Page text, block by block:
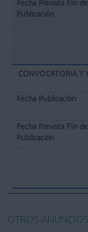
CONVOCATORIA Y
OTROS ANUNCIOS